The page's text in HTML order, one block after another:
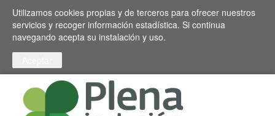
Pasar al contenido principal
Toggle high contrast
Utilizamos cookies propias y de terceros para ofrecer nuestros
servicios y recoger información estadística. Si continua
navegando acepta su instalación y uso.